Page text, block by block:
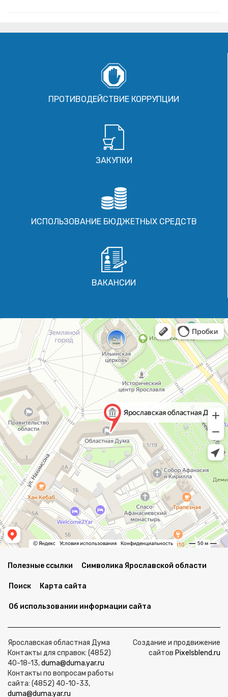
ПРОТИВОДЕЙСТВИЕ КОРРУПЦИИ
ЗАКУПКИ
ИСПОЛЬЗОВАНИЕ БЮДЖЕТНЫХ СРЕДСТВ
ВАКАНСИИ
Полезные ссылки Символика Ярославской области
Поиск Карта сайта
Об использовании информации сайта
Ярославская областная Дума
Контакты для справок: (4852)
40-18-13,duma@duma.yar.ru
Контакты по вопросам работы
сайта: (4852) 40-10-33,
duma@duma.yar.ru
Создание и продвижение
сайтов Pixelsblend.ru